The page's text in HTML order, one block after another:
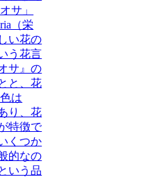
サ」
（栄
い花の
う花言
サ』の
と、花
は
り、花
特徴で
くつか
的なの
いう品